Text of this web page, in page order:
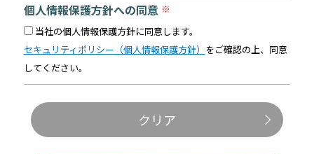
個人情報保護方針への同意 ※
当社の個人情報保護方針に同意します。
セキュリティポリシー（個人情報保護方針） をご確認の上、同意
してください。
クリア